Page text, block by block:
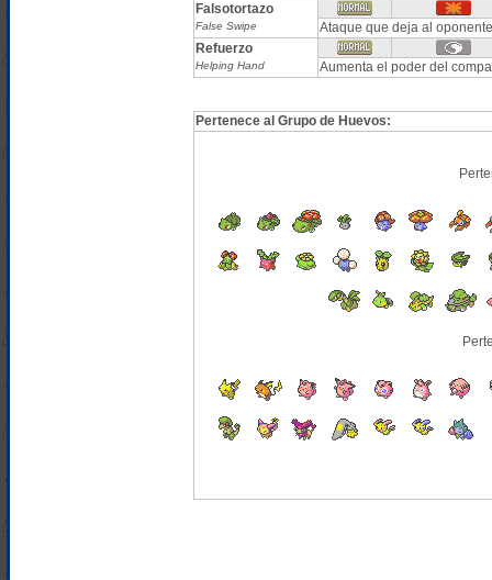
Falsotortazo
False Swipe
Ataque que deja al
Refuerzo
Helping Hand Aumenta el poder del
Pertenece al Grupo de Huevos: